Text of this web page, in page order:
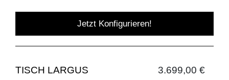
Jetzt Konfigurieren!
TISCH LARGUS 3.699,00 €